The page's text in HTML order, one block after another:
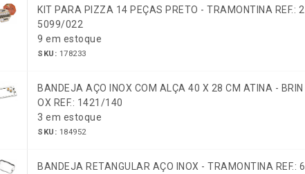
KIT PARA PIZZA 14 PEÇAS PRETO - TRAMONTINA REF.: 2
5099/022
9 em estoque
SKU: 178233
BANDEJA AÇO INOX COM ALÇA 40 X 28 CM ATINA - BRIN
OX REF.: 1421/140
3 em estoque
SKU: 184952
BANDEJA RETANGULAR AÇO INOX - TRAMONTINA REF.: 6